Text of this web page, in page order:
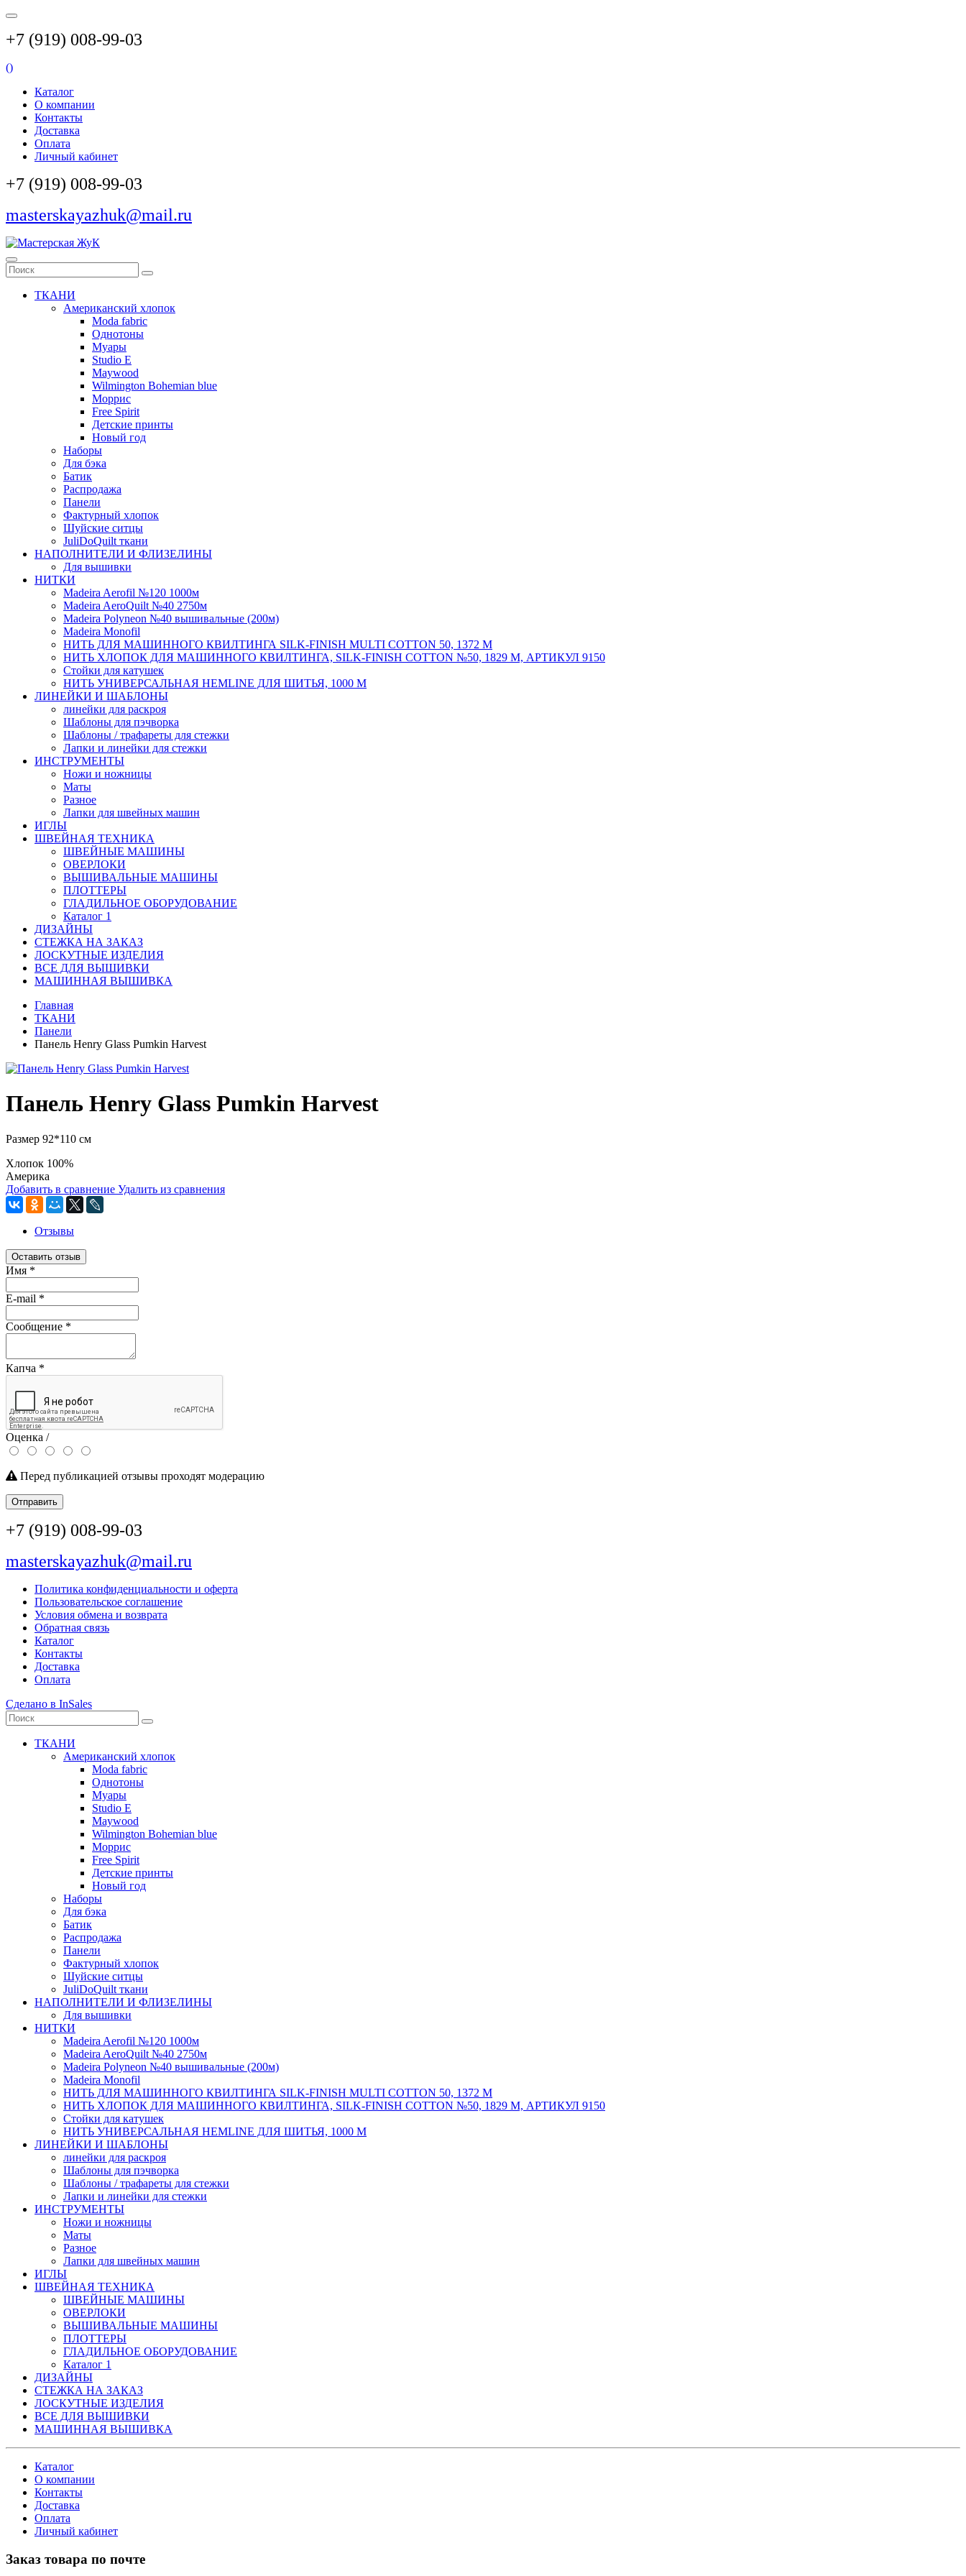
+7 (919) 008-99-03
()
Каталог
О компании
Контакты
Доставка
Оплата
Личный кабинет
+7 (919) 008-99-03
masterskayazhuk@mail.ru
ТКАНИ
Американский хлопок
Moda fabric
Однотоны
Муары
Studio E
Maywood
Wilmington Bohemian blue
Моррис
Free Spirit
Детские принты
Новый год
Наборы
Для бэка
Батик
Распродажа
Панели
Фактурный хлопок
Шуйские ситцы
JuliDoQuilt ткани
НАПОЛНИТЕЛИ И ФЛИЗЕЛИНЫ
Для вышивки
НИТКИ
Madeira Aerofil №120 1000м
Madeira AeroQuilt №40 2750м
Madeira Polyneon №40 вышивальные (200м)
Мadeira Monofil
НИТЬ ДЛЯ МАШИННОГО КВИЛТИНГА SILK-FINISH MULTI COTTON 50, 1372 М
НИТЬ ХЛОПОК ДЛЯ МАШИННОГО КВИЛТИНГА, SILK-FINISH COTTON №50, 1829 М, АРТИКУЛ 9150
Стойки для катушек
НИТЬ УНИВЕРСАЛЬНАЯ HEMLINE ДЛЯ ШИТЬЯ, 1000 М
ЛИНЕЙКИ И ШАБЛОНЫ
линейки для раскроя
Шаблоны для пэчворка
Шаблоны / трафареты для стежки
Лапки и линейки для стежки
ИНСТРУМЕНТЫ
Ножи и ножницы
Маты
Разное
Лапки для швейных машин
ИГЛЫ
ШВЕЙНАЯ ТЕХНИКА
ШВЕЙНЫЕ МАШИНЫ
ОВЕРЛОКИ
ВЫШИВАЛЬНЫЕ МАШИНЫ
ПЛОТТЕРЫ
ГЛАДИЛЬНОЕ ОБОРУДОВАНИЕ
Каталог 1
ДИЗАЙНЫ
СТЕЖКА НА ЗАКАЗ
ЛОСКУТНЫЕ ИЗДЕЛИЯ
ВСЕ ДЛЯ ВЫШИВКИ
МАШИННАЯ ВЫШИВКА
Главная
ТКАНИ
Панели
Панель Henry Glass Pumkin Harvest
Панель Henry Glass Pumkin Harvest
Размер 92*110 см
Хлопок 100%
Америка
Добавить в сравнение Удалить из сравнения
Отзывы
Оставить отзыв
Имя *
E-mail *
Сообщение *
Капча *
Оценка /
Перед публикацией отзывы проходят модерацию
Отправить
+7 (919) 008-99-03
masterskayazhuk@mail.ru
Политика конфиденциальности и оферта
Пользовательское соглашение
Условия обмена и возврата
Обратная связь
Каталог
Контакты
Доставка
Оплата
Сделано в InSales
ТКАНИ
Американский хлопок
Moda fabric
Однотоны
Муары
Studio E
Maywood
Wilmington Bohemian blue
Моррис
Free Spirit
Детские принты
Новый год
Наборы
Для бэка
Батик
Распродажа
Панели
Фактурный хлопок
Шуйские ситцы
JuliDoQuilt ткани
НАПОЛНИТЕЛИ И ФЛИЗЕЛИНЫ
Для вышивки
НИТКИ
Madeira Aerofil №120 1000м
Madeira AeroQuilt №40 2750м
Madeira Polyneon №40 вышивальные (200м)
Мadeira Monofil
НИТЬ ДЛЯ МАШИННОГО КВИЛТИНГА SILK-FINISH MULTI COTTON 50, 1372 М
НИТЬ ХЛОПОК ДЛЯ МАШИННОГО КВИЛТИНГА, SILK-FINISH COTTON №50, 1829 М, АРТИКУЛ 9150
Стойки для катушек
НИТЬ УНИВЕРСАЛЬНАЯ HEMLINE ДЛЯ ШИТЬЯ, 1000 М
ЛИНЕЙКИ И ШАБЛОНЫ
линейки для раскроя
Шаблоны для пэчворка
Шаблоны / трафареты для стежки
Лапки и линейки для стежки
ИНСТРУМЕНТЫ
Ножи и ножницы
Маты
Разное
Лапки для швейных машин
ИГЛЫ
ШВЕЙНАЯ ТЕХНИКА
ШВЕЙНЫЕ МАШИНЫ
ОВЕРЛОКИ
ВЫШИВАЛЬНЫЕ МАШИНЫ
ПЛОТТЕРЫ
ГЛАДИЛЬНОЕ ОБОРУДОВАНИЕ
Каталог 1
ДИЗАЙНЫ
СТЕЖКА НА ЗАКАЗ
ЛОСКУТНЫЕ ИЗДЕЛИЯ
ВСЕ ДЛЯ ВЫШИВКИ
МАШИННАЯ ВЫШИВКА
Каталог
О компании
Контакты
Доставка
Оплата
Личный кабинет
Заказ товара по почте